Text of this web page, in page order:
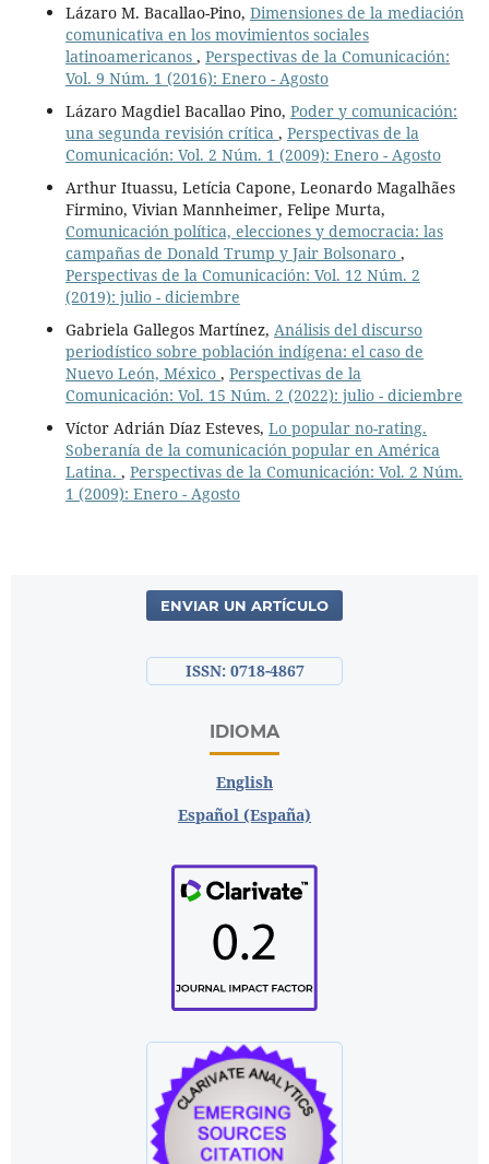
Lázaro M. Bacallao-Pino, Dimensiones de la mediación
comunicativa en los movimientos sociales
latinoamericanos , Perspectivas de la Comunicación:
Vol. 9 Núm. 1 (2016): Enero - Agosto
Lázaro Magdiel Bacallao Pino, Poder y comunicación:
una segunda revisión crítica , Perspectivas de la
Comunicación: Vol. 2 Núm. 1 (2009): Enero - Agosto
Arthur Ituassu, Letícia Capone, Leonardo Magalhães
Firmino, Vivian Mannheimer, Felipe Murta,
Comunicación política, elecciones y democracia: las
campañas de Donald Trump y Jair Bolsonaro ,
Perspectivas de la Comunicación: Vol. 12 Núm. 2
(2019): julio - diciembre
Gabriela Gallegos Martínez, Análisis del discurso
periodístico sobre población indígena: el caso de
Nuevo León, México , Perspectivas de la
Comunicación: Vol. 15 Núm. 2 (2022): julio - diciembre
Víctor Adrián Díaz Esteves, Lo popular no-rating.
Soberanía de la comunicación popular en América
Latina. , Perspectivas de la Comunicación: Vol. 2 Núm.
1 (2009): Enero - Agosto
ENVIAR UN ARTÍCULO
ISSN: 0718-4867
IDIOMA
English
Español (España)